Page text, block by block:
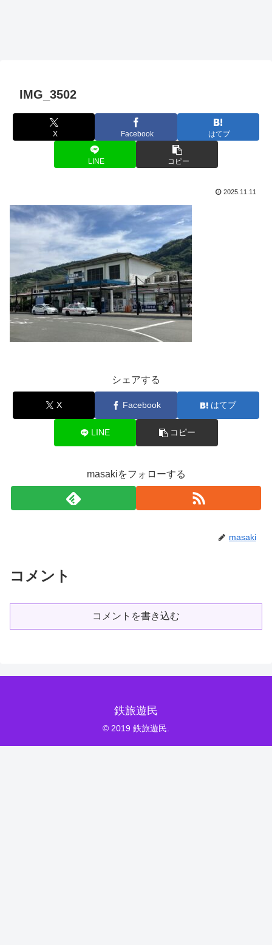
IMG_3502
X Facebook はてブ
LINE コピー
2025.11.11
シェアする
X Facebook はてブ
LINE コピー
masakiをフォローする
masaki
コメント
コメントを書き込む
鉄旅遊民
© 2019 鉄旅遊民.